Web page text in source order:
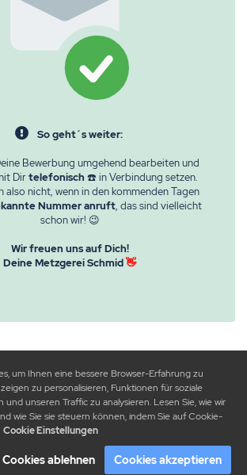
So geht´s weiter:
Bewerbung umgehend bearbeiten und
Dirtelefonisch ☎️ in Verbindung setzen.
also nicht, wenn in den kommenden Tagen
Nummer anruft, das sind vielleicht
schon wir! 😉
Wir freuen uns auf Dich!
Deine Metzgerei Schmid👋
um Ihnen eine bessere Browser-Erfahrung zu
zu personalisieren, Funktionen für soziale
unseren Traffic zu analysieren. Lesen Sie, wie wir
wie Sie sie steuern können, indem Sie auf Cookie-
Cookie Einstellungen
Cookies ablehnen Cookies akzeptieren